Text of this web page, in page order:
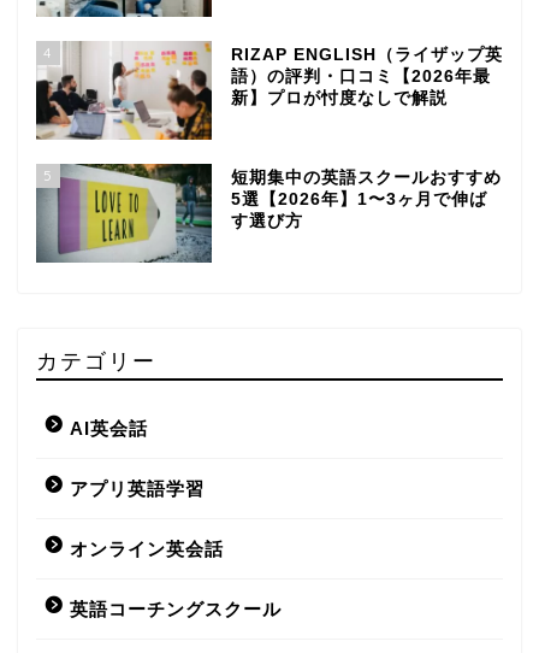
4
RIZAP ENGLISH（ライザップ英
語）の評判・口コミ【2026年最
新】プロが忖度なしで解説
5
短期集中の英語スクールおすすめ
5選【2026年】1〜3ヶ月で伸ば
す選び方
カテゴリー
AI英会話
アプリ英語学習
オンライン英会話
英語コーチングスクール